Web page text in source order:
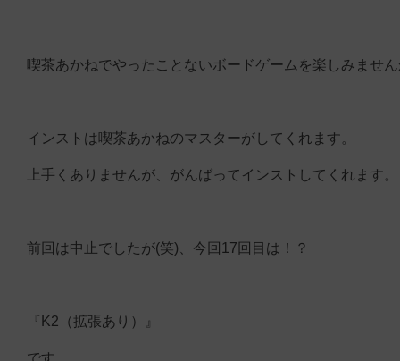
喫茶あかねでやったことないボードゲームを楽しみませ
インストは喫茶あかねのマスターがしてくれます。
上手くありませんが、がんばってインストしてくれます。
前回は中止でしたが(笑)、今回17回目は！？
『K2（拡張あり）』
です。